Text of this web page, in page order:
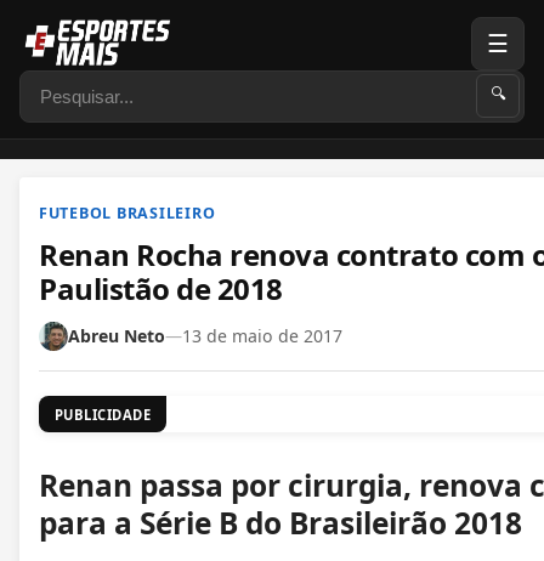
Pesquisar 🔍
☰
FUTEBOL BRASILEIRO
Renan Rocha renova contrato
Paulistão de 2018
Abreu Neto—13 de maio de 2017
PUBLICIDADE
Renan passa por cirurgia, renova
para a Série B do Brasileirão 2018